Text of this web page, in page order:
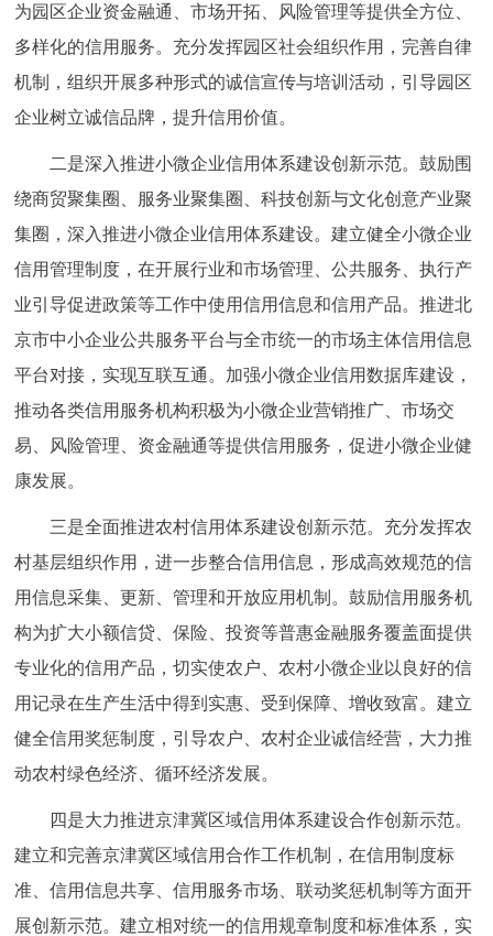
为园区企业资金融通、市场开拓、风险管理等提供全方位、
多样化的信用服务。充分发挥园区社会组织作用，完善自律
机制，组织开展多种形式的诚信宣传与培训活动，引导园区
企业树立诚信品牌，提升信用价值。
二是深入推进小微企业信用体系建设创新示范。鼓励围
绕商贸聚集圈、服务业聚集圈、科技创新与文化创意产业聚
集圈，深入推进小微企业信用体系建设。建立健全小微企业
信用管理制度，在开展行业和市场管理、公共服务、执行产
业引导促进政策等工作中使用信用信息和信用产品。推进北
京市中小企业公共服务平台与全市统一的市场主体信用信息
平台对接，实现互联互通。加强小微企业信用数据库建设，
推动各类信用服务机构积极为小微企业营销推广、市场交
易、风险管理、资金融通等提供信用服务，促进小微企业健
康发展。
三是全面推进农村信用体系建设创新示范。充分发挥农
村基层组织作用，进一步整合信用信息，形成高效规范的信
用信息采集、更新、管理和开放应用机制。鼓励信用服务机
构为扩大小额信贷、保险、投资等普惠金融服务覆盖面提供
专业化的信用产品，切实使农户、农村小微企业以良好的信
用记录在生产生活中得到实惠、受到保障、增收致富。建立
健全信用奖惩制度，引导农户、农村企业诚信经营，大力推
动农村绿色经济、循环经济发展。
四是大力推进京津冀区域信用体系建设合作创新示范。
建立和完善京津冀区域信用合作工作机制，在信用制度标
准、信用信息共享、信用服务市场、联动奖惩机制等方面开
展创新示范。建立相对统一的信用规章制度和标准体系，实